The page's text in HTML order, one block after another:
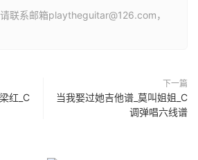
联系邮箱playtheguitar@126.com，
红_C
下一篇
当我娶过她吉他谱_莫叫姐姐_C
调弹唱六线谱